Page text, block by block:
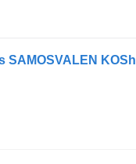
SAMOSVALEN KOSh